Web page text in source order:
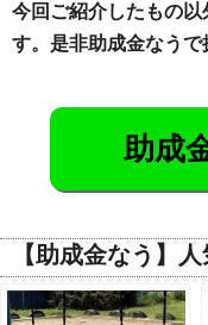
今回ご紹介したもの
す。是非助成金なうで
助成
【助成金なう】